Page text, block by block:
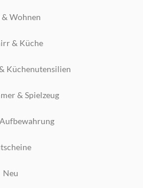
& Wohnen
& Küche
Küchenutensilien
& Spielzeug
Neu